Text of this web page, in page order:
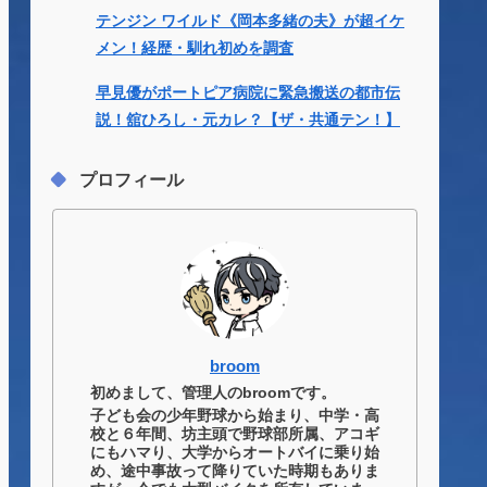
テンジン ワイルド《岡本多緒の夫》が超イケ
メン！経歴・馴れ初めを調査
早見優がポートピア病院に緊急搬送の都市伝
説！舘ひろし・元カレ？【ザ・共通テン！】
プロフィール
broom
初めまして、管理人のbroomです。
子ども会の少年野球から始まり、中学・高
校と６年間、坊主頭で野球部所属、アコギ
にもハマり、大学からオートバイに乗り始
め、途中事故って降りていた時期もありま